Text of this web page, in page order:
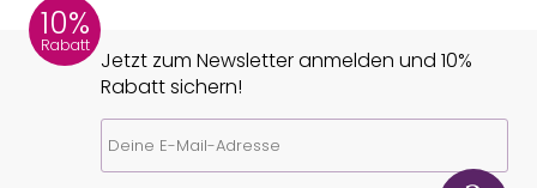
10%
Rabatt
Jetzt zum Newsletter anmelden und 10%
Rabatt sichern!